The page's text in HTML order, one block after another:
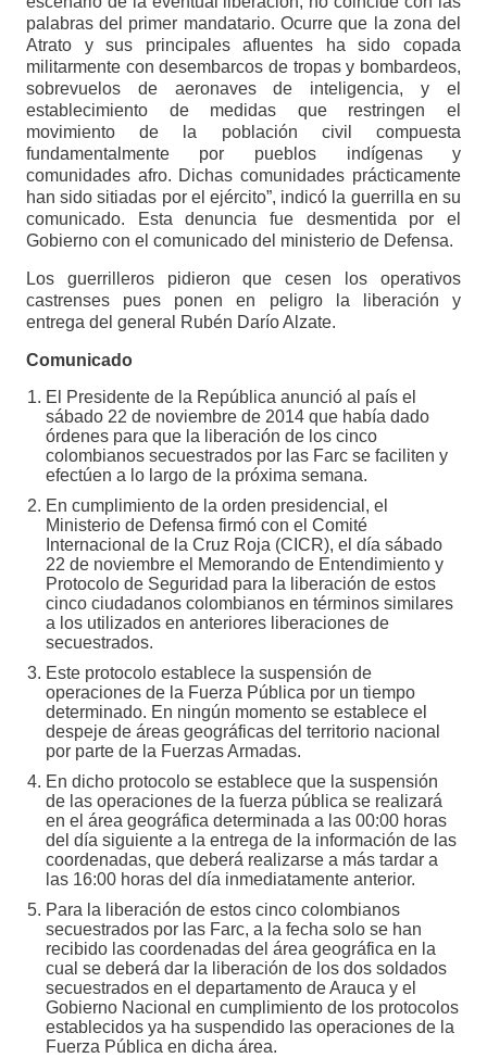
palabras del primer mandatario. Ocurre que la zona del
Atrato y sus principales afluentes ha sido copada
militarmente con desembarcos de tropas y bombardeos,
sobrevuelos de aeronaves de inteligencia, y el
establecimiento de medidas que restringen el
movimiento de la población civil compuesta
fundamentalmente por pueblos indígenas y
comunidades afro. Dichas comunidades prácticamente
han sido sitiadas por el ejército”, indicó la guerrilla en su
comunicado. Esta denuncia fue desmentida por el
Gobierno con el comunicado del ministerio de Defensa.
Los guerrilleros pidieron que cesen los operativos
castrenses pues ponen en peligro la liberación y
entrega del general Rubén Darío Alzate.
Comunicado
El Presidente de la República anunció al país el
sábado 22 de noviembre de 2014 que había dado
órdenes para que la liberación de los cinco
colombianos secuestrados por las Farc se faciliten y
efectúen a lo largo de la próxima semana.
En cumplimiento de la orden presidencial, el
Ministerio de Defensa firmó con el Comité
Internacional de la Cruz Roja (CICR), el día sábado
22 de noviembre el Memorando de Entendimiento y
Protocolo de Seguridad para la liberación de estos
cinco ciudadanos colombianos en términos similares
a los utilizados en anteriores liberaciones de
secuestrados.
Este protocolo establece la suspensión de
operaciones de la Fuerza Pública por un tiempo
determinado. En ningún momento se establece el
despeje de áreas geográficas del territorio nacional
por parte de la Fuerzas Armadas.
En dicho protocolo se establece que la suspensión
de las operaciones de la fuerza pública se realizará
en el área geográfica determinada a las 00:00 horas
del día siguiente a la entrega de la información de las
coordenadas, que deberá realizarse a más tardar a
las 16:00 horas del día inmediatamente anterior.
Para la liberación de estos cinco colombianos
secuestrados por las Farc, a la fecha solo se han
recibido las coordenadas del área geográfica en la
cual se deberá dar la liberación de los dos soldados
secuestrados en el departamento de Arauca y el
Gobierno Nacional en cumplimiento de los protocolos
establecidos ya ha suspendido las operaciones de la
Fuerza Pública en dicha área.